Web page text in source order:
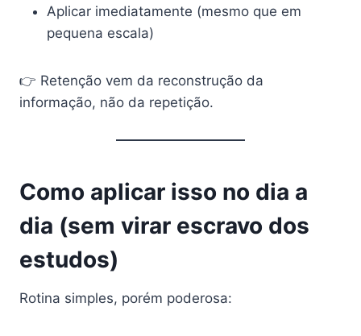
Aplicar imediatamente (mesmo que em
pequena escala)
👉 Retenção vem da reconstrução da
informação, não da repetição.
Como aplicar isso no dia a
dia (sem virar escravo dos
estudos)
Rotina simples, porém poderosa: